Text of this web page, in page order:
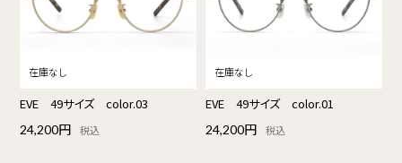
EVE 49サイズ color.03
24,200円 税込
EVE 49サイズ color.01
24,200円 税込